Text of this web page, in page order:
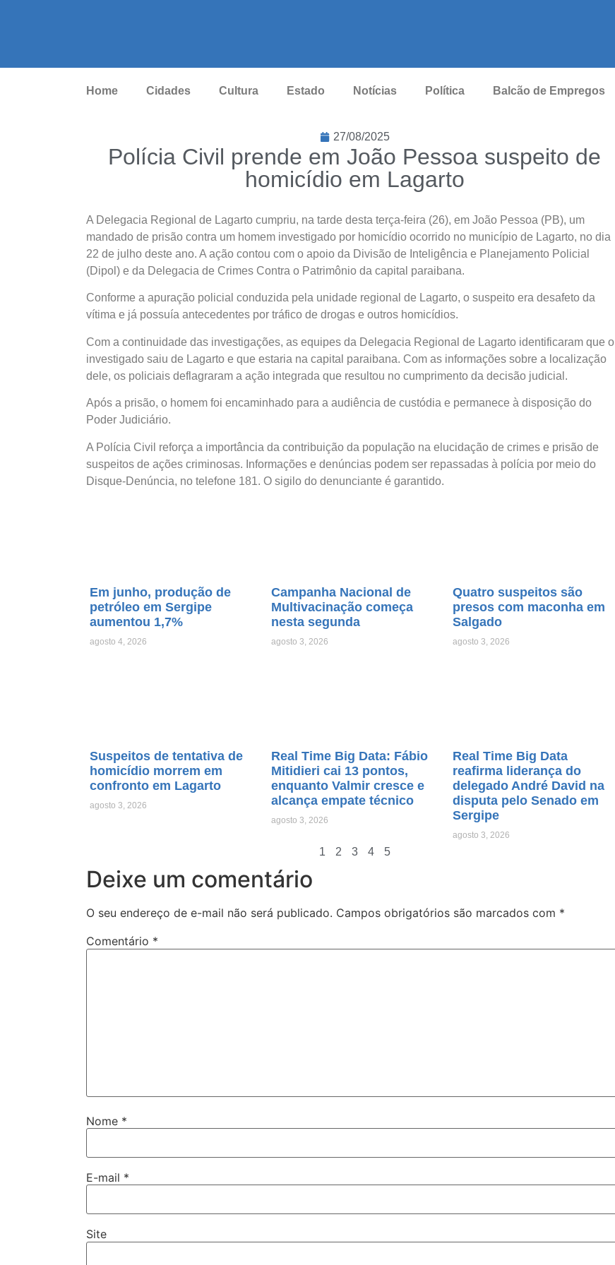
Home Cidades Cultura Estado Notícias Política Balcão de Empregos
27/08/2025
Polícia Civil prende em João Pessoa suspeito de
homicídio em Lagarto
A Delegacia Regional de Lagarto cumpriu, na tarde desta terça-feira (26), em João Pessoa (PB), um
mandado de prisão contra um homem investigado por homicídio ocorrido no município de Lagarto, no dia
22 de julho deste ano. A ação contou com o apoio da Divisão de Inteligência e Planejamento Policial
(Dipol) e da Delegacia de Crimes Contra o Patrimônio da capital paraibana.
Conforme a apuração policial conduzida pela unidade regional de Lagarto, o suspeito era desafeto da
vítima e já possuía antecedentes por tráfico de drogas e outros homicídios.
Com a continuidade das investigações, as equipes da Delegacia Regional de Lagarto identificaram que o
investigado saiu de Lagarto e que estaria na capital paraibana. Com as informações sobre a localização
dele, os policiais deflagraram a ação integrada que resultou no cumprimento da decisão judicial.
Após a prisão, o homem foi encaminhado para a audiência de custódia e permanece à disposição do
Poder Judiciário.
A Polícia Civil reforça a importância da contribuição da população na elucidação de crimes e prisão de
suspeitos de ações criminosas. Informações e denúncias podem ser repassadas à polícia por meio do
Disque-Denúncia, no telefone 181. O sigilo do denunciante é garantido.
Em junho, produção de
petróleo em Sergipe
aumentou 1,7%
agosto 4, 2026
Campanha Nacional de
Multivacinação começa
nesta segunda
agosto 3, 2026
Quatro suspeitos são
presos com maconha em
Salgado
agosto 3, 2026
Suspeitos de tentativa de
homicídio morrem em
confronto em Lagarto
agosto 3, 2026
Real Time Big Data: Fábio
Mitidieri cai 13 pontos,
enquanto Valmir cresce e
alcança empate técnico
agosto 3, 2026
Real Time Big Data
reafirma liderança do
delegado André David na
disputa pelo Senado em
Sergipe
agosto 3, 2026
1 2 3 4 5
Deixe um comentário
O seu endereço de e-mail não será publicado. Campos obrigatórios são marcados com *
Comentário *
Nome *
E-mail *
Site